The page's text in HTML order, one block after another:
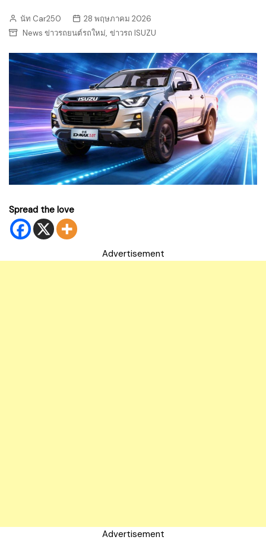
นัท Car250
28 พฤษภาคม 2026
News ข่าวรถยนต์รถใหม่, ข่าวรถ ISUZU
Spread the love
Advertisement
Advertisement